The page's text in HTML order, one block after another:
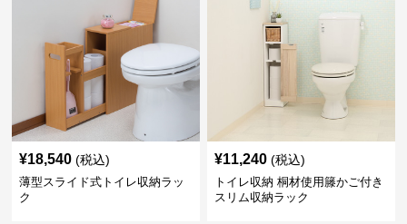
¥18,540 (税込)
薄型スライド式トイレ収納ラッ
ク
¥11,240 (税込)
トイレ収納 桐材使用籐かご付き
スリム収納ラック